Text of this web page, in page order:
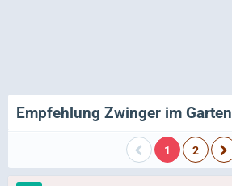
Empfehlung Zwinger im Garten
1 2